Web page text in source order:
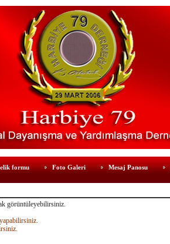
formu Foto Galeri Mesaj Panosu
görüntüleyebilirsiniz.